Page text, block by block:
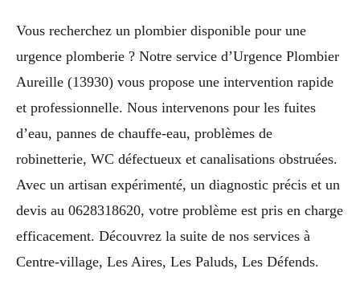
Vous recherchez un plombier disponible pour une
urgence plomberie ? Notre service d’Urgence Plombier
Aureille (13930) vous propose une intervention rapide
et professionnelle. Nous intervenons pour les fuites
d’eau, pannes de chauffe-eau, problèmes de
robinetterie, WC défectueux et canalisations obstruées.
Avec un artisan expérimenté, un diagnostic précis et un
devis au 0628318620, votre problème est pris en charge
efficacement. Découvrez la suite de nos services à
Centre-village, Les Aires, Les Paluds, Les Défends.